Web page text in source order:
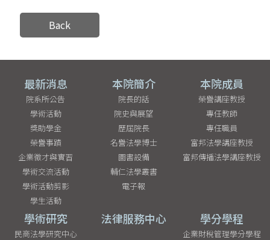
Back
最新消息
院系所公告
學術活動
獎助學金
榮譽事蹟
企業徵才與實習
學術交流活動
學術活動剪影
學生活動
本院簡介
院長的話
院史與展望
歷屆院長
名譽法學博士
圖書設備
輔仁法學叢書
電子報
本院成員
榮譽講座教授
專任教師
專任職員
富邦法學講座教授
富邦傳播法學講座教授
學術研究
民商法學研究中心
法律服務中心 學分學程
企業財稅管理學分學程